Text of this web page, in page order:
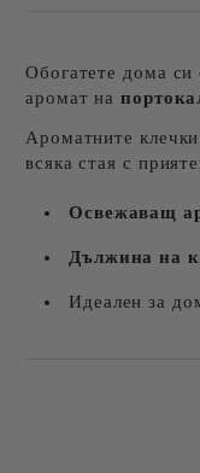
Обогатете дома
аромат на
Ароматните
всяка стая с
Освежаващ
Дължина на
Идеален за